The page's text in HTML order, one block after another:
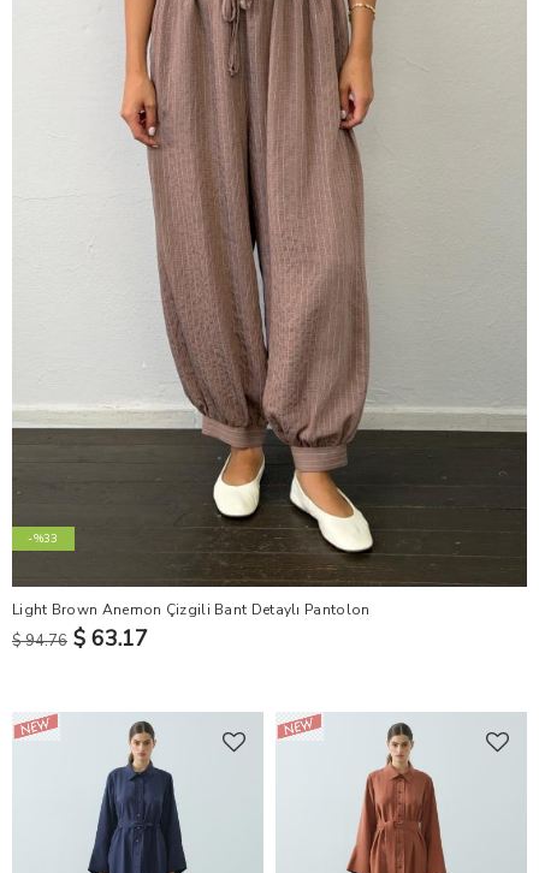
-%33
Light Brown Anemon Çizgili Bant Detaylı Pantolon
$ 94.76 $ 63.17